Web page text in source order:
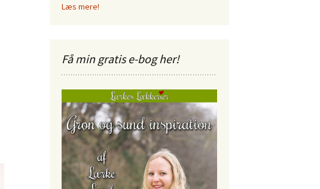
Læs mere!
Få min gratis e-bog her!